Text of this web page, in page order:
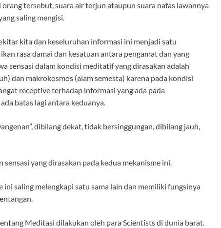
tersebut, suara air terjun ataupun suara nafas lawannya
saling mengisi.
kita dan keseluruhan informasi ini menjadi satu
rasa damai dan kesatuan antara pengamat dan yang
sensasi dalam kondisi meditatif yang dirasakan adalah
dan makrokosmos (alam semesta) karena pada kondisi
receptive terhadap informasi yang ada pada
batas lagi antara keduanya.
dibilang dekat, tidak bersinggungan, dibilang jauh,
yang dirasakan pada kedua mekanisme ini.
ini saling melengkapi satu sama lain dan memiliki fungsinya
Meditasi dilakukan oleh para Scientists di dunia barat.